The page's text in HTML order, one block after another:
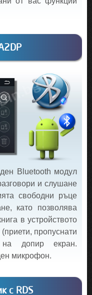
Bluetooth модул
и слушане
свободни ръце
като позволява
в устройството
пропуснати
допир екран.
микрофон.
с RDS